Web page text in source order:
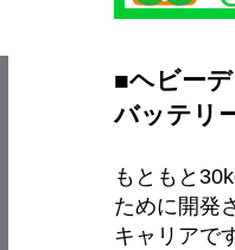
■ヘビー
バッテリ
もともと
ために開発
キャリアで